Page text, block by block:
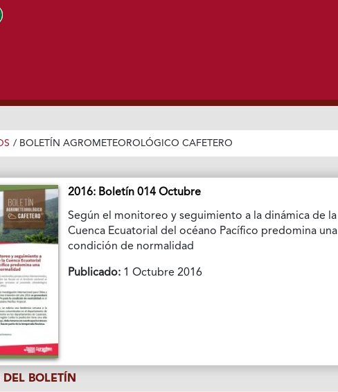
/ BOLETÍN AGROMETEOROLÓGICO CAFETERO
2016: Boletín 014 Octubre
Según el monitoreo y seguimiento a la dinámica de la
Cuenca Ecuatorial del océano Pacífico predomina una
condición de normalidad
Publicado: 1 Octubre 2016
BOLETÍN